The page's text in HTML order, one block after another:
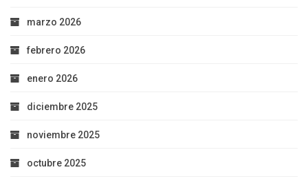
marzo 2026
febrero 2026
enero 2026
diciembre 2025
noviembre 2025
octubre 2025